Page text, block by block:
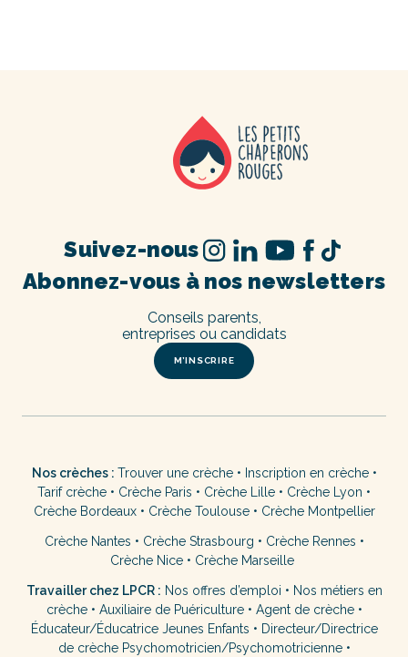
Abonnez-vous à nos newsletters
M’INSCRIRE
Conseils parents,
entreprises ou candidats
Suivez-nous
Nos crèches : Trouver une crèche• Inscription en crèche•
Tarif crèche • Crèche Paris • Crèche Lille • Crèche Lyon •
Crèche Bordeaux• Crèche Toulouse• Crèche Montpellier
Crèche Nantes • Crèche Strasbourg • Crèche Rennes •
Crèche Nice • Crèche Marseille
Travailler chez LPCR : Nos offres d’emploi • Nos métiers en
crèche• Auxiliaire de Puériculture• Agent de crèche•
Éducateur/Éducatrice Jeunes Enfants • Directeur/Directrice
de crèche Psychomotricien/Psychomotricienne•